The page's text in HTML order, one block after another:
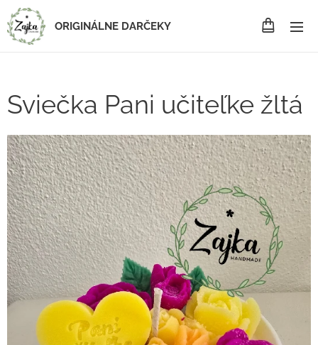
ORIGINÁLNE DARČEKY
Sviečka Pani učiteľke žltá